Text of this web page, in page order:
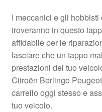
I meccanici e gli
troveranno in questo
affidabile per le
lasciare che un tappo
prestazioni del tuo
Citroën Berlingo
carrello oggi stesso e
tuo veicolo.